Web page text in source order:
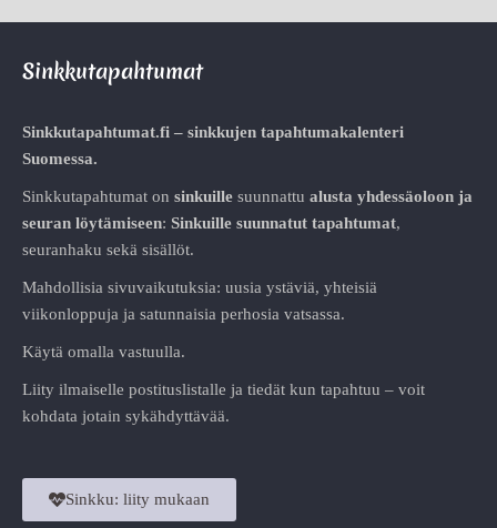
Sinkkutapahtumat
Sinkkutapahtumat.fi – sinkkujen tapahtumakalenteri
Suomessa.
Sinkkutapahtumat on sinkuille suunnattu alusta yhdessäoloon ja
seuran löytämiseen: Sinkuille suunnatut tapahtumat,
seuranhaku sekä sisällöt.
Mahdollisia sivuvaikutuksia: uusia ystäviä, yhteisiä
viikonloppuja ja satunnaisia perhosia vatsassa.
Käytä omalla vastuulla.
Liity ilmaiselle postituslistalle ja tiedät kun tapahtuu – voit
kohdata jotain sykähdyttävää.
Sinkku: liity mukaan